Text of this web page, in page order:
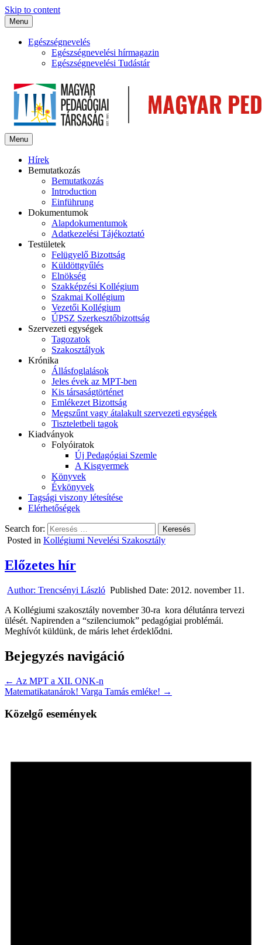
Skip to content
Menu
Egészségnevelés
Egészségnevelési hírmagazin
Egészségnevelési Tudástár
Menu
Hírek
Bemutatkozás
Bemutatkozás
Introduction
Einführung
Dokumentumok
Alapdokumentumok
Adatkezelési Tájékoztató
Testületek
Felügyelő Bizottság
Küldöttgyűlés
Elnökség
Szakképzési Kollégium
Szakmai Kollégium
Vezetői Kollégium
ÚPSZ Szerkesztőbizottság
Szervezeti egységek
Tagozatok
Szakosztályok
Krónika
Állásfoglalások
Jeles évek az MPT-ben
Kis társaságtörténet
Emlékezet Bizottság
Megszűnt vagy átalakult szervezeti egységek
Tiszteletbeli tagok
Kiadványok
Folyóiratok
Új Pedagógiai Szemle
A Kisgyermek
Könyvek
Évkönyvek
Tagsági viszony létesítése
Elérhetőségek
Search for:
Posted in Kollégiumi Nevelési Szakosztály
Előzetes hír
Author: Trencsényi László Published Date: 2012. november 11.
A Kollégiumi szakosztály november 30-ra kora délutánra tervezi
ülését. Napirenden a “szilenciumok” pedagógiai problémái.
Meghívót küldünk, de máris lehet érdeklődni.
Bejegyzés navigáció
← Az MPT a XII. ONK-n
Matematikatanárok! Varga Tamás emléke! →
Közelgő események